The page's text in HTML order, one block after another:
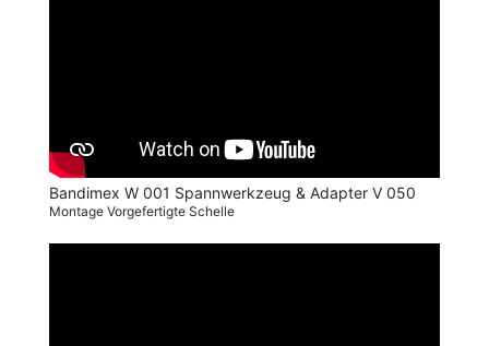
Bandimex W 001 Spannwerkzeug & Adapter V 050
Montage Vorgefertigte Schelle